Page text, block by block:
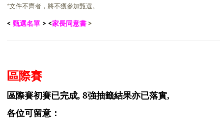
*文件不齊者，將不獲參加甄選。
< 甄選名單 ><家長同意書 >
區際賽
區際賽初賽已完成, 8強抽籤結果亦已落實,
各位可留意：